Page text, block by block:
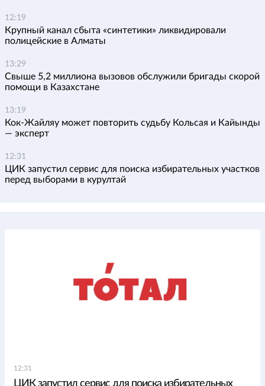
12:19
Крупный канал сбыта «синтетики» ликвидировали
полицейские в Алматы
13:29
Свыше 5,2 миллиона вызовов обслужили бригады скорой
помощи в Казахстане
13:19
Кок-Жайляу может повторить судьбу Кольсая и Кайынды
— эксперт
12:31
ЦИК запустил сервис для поиска избирательных участков
перед выборами в курултай
12:31
ЦИК запустил сервис для поиска избирательных